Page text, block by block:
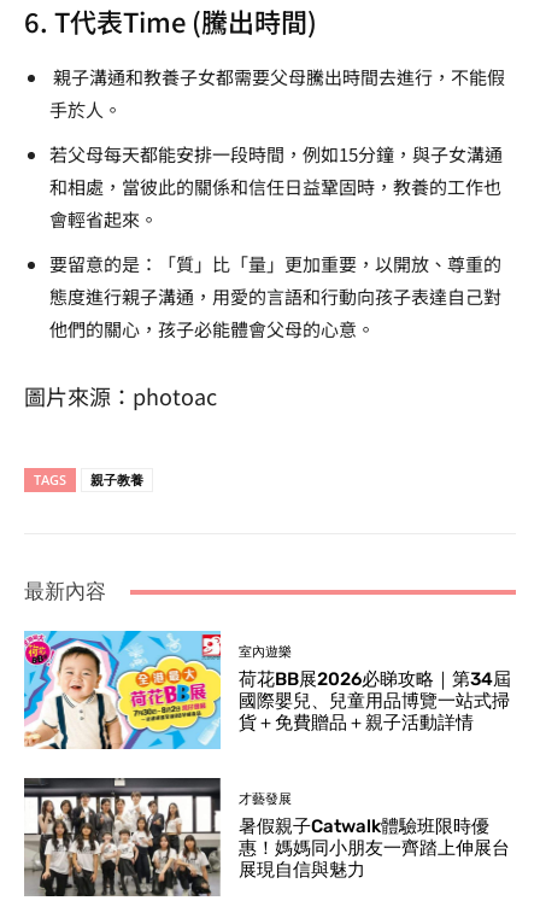
6. T代表Time (騰出時間)
親子溝通和教養子女都需要父母騰出時間去進行，不能假
手於人。
若父母每天都能安排一段時間，例如15分鐘，與子女溝通
和相處，當彼此的關係和信任日益鞏固時，教養的工作也
會輕省起來。
要留意的是：「質」比「量」更加重要，以開放、尊重的
態度進行親子溝通，用愛的言語和行動向孩子表達自己對
他們的關心，孩子必能體會父母的心意。
圖片來源：photoac
TAGS 親子教養
最新內容
室內遊樂
荷花BB展2026必睇攻略｜第34屆
國際嬰兒、兒童用品博覽一站式掃
貨＋免費贈品＋親子活動詳情
才藝發展
暑假親子Catwalk體驗班限時優
惠！媽媽同小朋友一齊踏上伸展台
展現自信與魅力